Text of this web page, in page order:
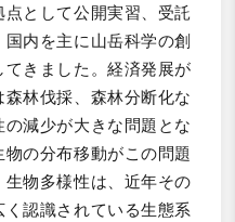
として公開実習、受託
内を主に山岳科学の創
きました。経済発展が
林伐採、森林分断化な
減少が大きな問題とな
の分布移動がこの問題
物多様性は、近年その
認識されている生態系